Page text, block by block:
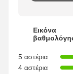
Εικόνα
5 αστέρια
4 αστέρια